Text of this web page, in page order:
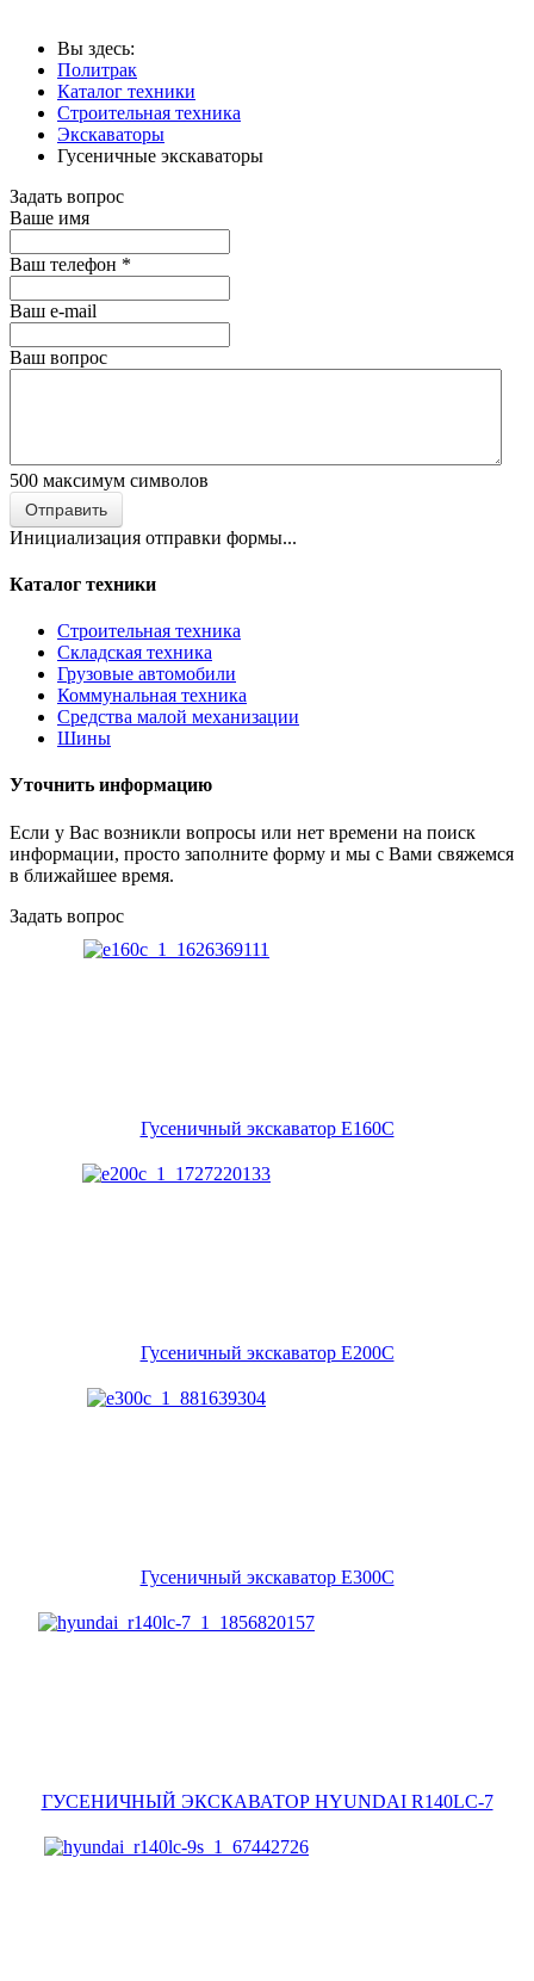
Вы здесь:
Политрак
Каталог техники
Строительная техника
Экскаваторы
Гусеничные экскаваторы
Задать вопрос
Ваше имя
Ваш телефон *
Ваш е-mail
Ваш вопрос
500 максимум символов
Отправить
Инициализация отправки формы...
Каталог техники
Строительная техника
Складская техника
Грузовые автомобили
Коммунальная техника
Средства малой механизации
Шины
Уточнить информацию
Если у Вас возникли вопросы или нет времени на поиск
информации, просто заполните форму и мы с Вами свяжемся
в ближайшее время.
Задать вопрос
Гусеничный экскаватор E160C
Гусеничный экскаватор E200C
Гусеничный экскаватор E300C
ГУСЕНИЧНЫЙ ЭКСКАВАТОР HYUNDAI R140LC-7